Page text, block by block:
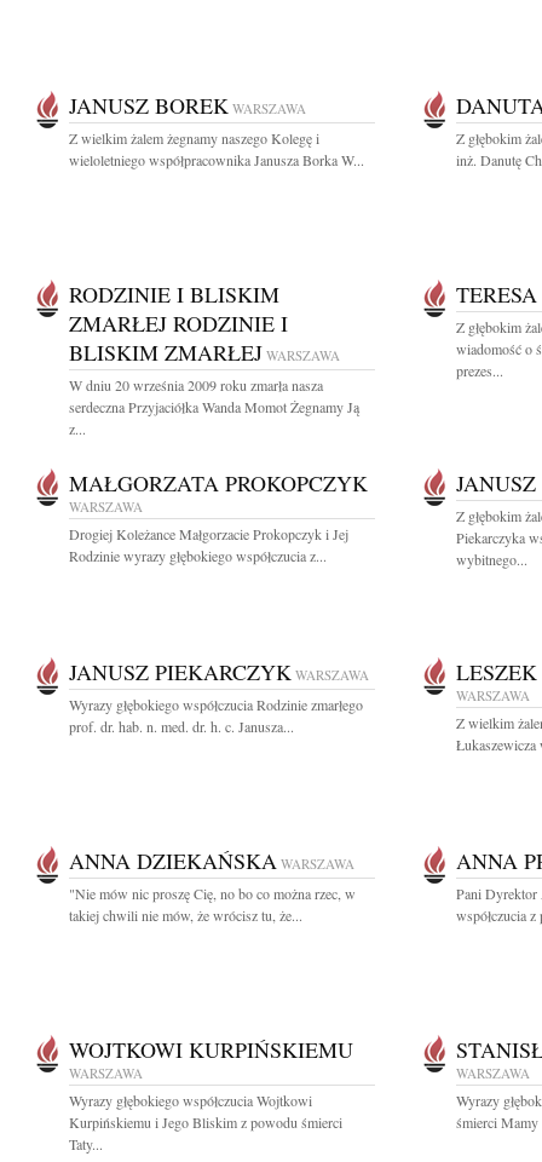
JANUSZ BOREK WARSZAWA
Z wielkim żalem żegnamy naszego Kolegę i
wieloletniego współpracownika Janusza Borka W...
Z głębokim
inż. Danutę
RODZINIE I BLISKIM
ZMARŁEJ RODZINIE I
BLISKIM ZMARŁEJ WARSZAWA
W dniu 20 września 2009 roku zmarła nasza
serdeczna Przyjaciółka Wanda Momot Żegnamy Ją
z...
Z głębokim
wiadomość o
prezes...
MAŁGORZATA PROKOPCZYK
WARSZAWA
Drogiej Koleżance Małgorzacie Prokopczyk i Jej
Rodzinie wyrazy głębokiego współczucia z...
Z głębokim
Piekarczyka
wybitnego...
JANUSZ PIEKARCZYK WARSZAWA
Wyrazy głębokiego współczucia Rodzinie zmarłego
prof. dr. hab. n. med. dr. h. c. Janusza...
WARSZAWA
Z wielkim
Łukaszewicza
ANNA DZIEKAŃSKA WARSZAWA
"Nie mów nic proszę Cię, no bo co można rzec, w
takiej chwili nie mów, że wrócisz tu, że...
ANNA
Pani
współczucia
WOJTKOWI KURPIŃSKIEMU
WARSZAWA
Wyrazy głębokiego współczucia Wojtkowi
Kurpińskiemu i Jego Bliskim z powodu śmierci
Taty...
WARSZAWA
Wyrazy
śmierci Mamy